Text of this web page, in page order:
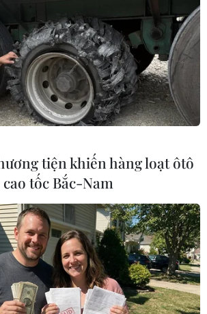
ở Hà Nội và Thành phố Hồ Chí Minh.
đạt thành tích xuất sắc
học quốc tế
tiện khiến hàng loạt ôtô
tốc Bắc-Nam